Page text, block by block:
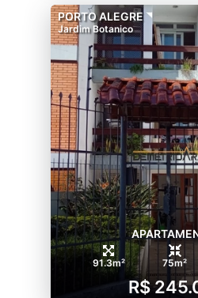
PORTO ALEGRE
Jardim Botanico
91.3m² 75m²
R$